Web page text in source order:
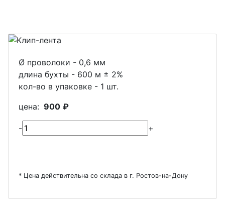
Ø проволоки - 0,6 мм
длина бухты - 600 м ± 2%
кол-во в упаковке - 1 шт.
цена: 900 ₽
- +
* Цена действительна со склада в г. Ростов-на-Дону